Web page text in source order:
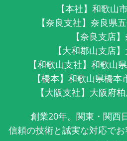
【本社】和歌山
【奈良支社】奈良県
【奈良支店
【大和郡山支店
【和歌山支社】和歌山
【橋本】和歌山県橋
【大阪支社】大阪府
創業20年。関東・関西
信頼の技術と誠実な対応で